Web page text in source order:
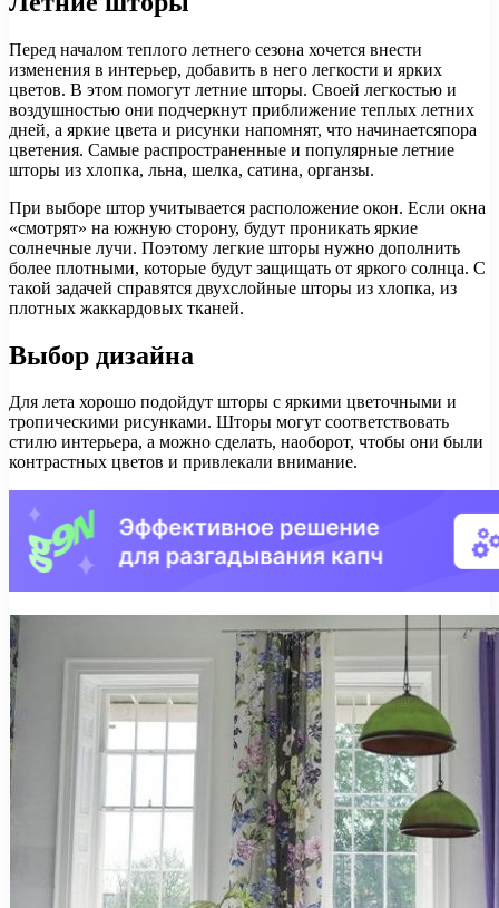
Перед началом теплого летнего сезона хочется внести
изменения в интерьер, добавить в него легкости и ярких
цветов. В этом помогут летние шторы. Своей легкостью и
воздушностью они подчеркнут приближение теплых летних
дней, а яркие цвета и рисунки напомнят, что начинаетсяпора
цветения. Самые распространенные и популярные летние
шторы из хлопка, льна, шелка, сатина, органзы.
При выборе штор учитывается расположение окон. Если окна
«смотрят» на южную сторону, будут проникать яркие
солнечные лучи. Поэтому легкие шторы нужно дополнить
более плотными, которые будут защищать от яркого солнца. С
такой задачей справятся двухслойные шторы из хлопка, из
плотных жаккардовых тканей.
Выбор дизайна
Для лета хорошо подойдут шторы с яркими цветочными и
тропическими рисунками. Шторы могут соответствовать
стилю интерьера, а можно сделать, наоборот, чтобы они были
контрастных цветов и привлекали внимание.